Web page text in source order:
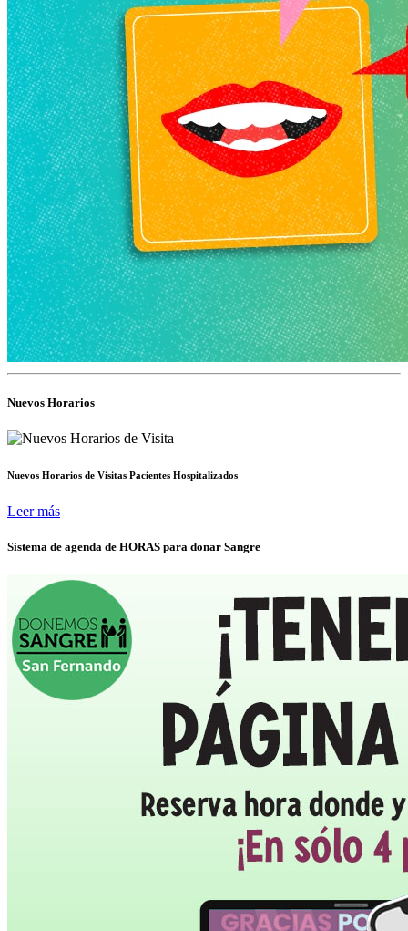
Nuevos Horarios
Nuevos Horarios de Visitas Pacientes Hospitalizados
Leer más
Sistema de agenda de HORAS para donar Sangre